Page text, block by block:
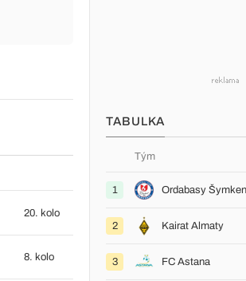
20. kolo
8. kolo
TABULKA
Tým
1 Ordabasy
2 Kairat Almaty
3 FC Astana